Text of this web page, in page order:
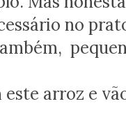
no
arroz e